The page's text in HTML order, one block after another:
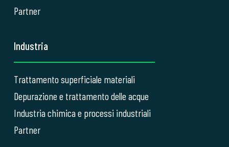
Partner
Industria
Trattamento superficiale materiali
Depurazione e trattamento delle acque
Industria chimica e processi industriali
Partner